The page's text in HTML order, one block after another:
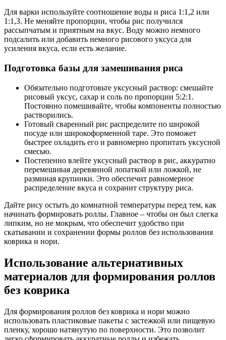
Для варки используйте соотношение воды и риса 1:1,2 или
1:1,3. Не меняйте пропорции, чтобы рис получился
рассыпчатым и приятным на вкус. Воду можно немного
подсалить или добавить немного рисового уксуса для
усиления вкуса, если есть желание.
Подготовка базы для замешивания риса
Обязательно подготовьте уксусный раствор: смешайте
рисовый уксус, сахар и соль по пропорции 5:2:1.
Постоянно помешивайте, чтобы компоненты полностью
растворились.
Готовый сваренный рис распределите по широкой
посуде или широкоформенной таре. Это поможет
быстрее охладить его и равномерно пропитать уксусной
смесью.
Постепенно влейте уксусный раствор в рис, аккуратно
перемешивая деревянной лопаткой или ложкой, не
разминая крупинки. Это обеспечит равномерное
распределение вкуса и сохранит структуру риса.
Дайте рису остыть до комнатной температуры перед тем, как
начинать формировать роллы. Главное – чтобы он был слегка
липким, но не мокрым, что обеспечит удобство при
скатывании и сохранении формы роллов без использования
коврика и нори.
Использование альтернативных
материалов для формирования роллов
без коврика
Для формирования роллов без коврика и нори можно
использовать пластиковые пакеты с застежкой или пищевую
пленку, хорошо натянутую по поверхности. Это позволит